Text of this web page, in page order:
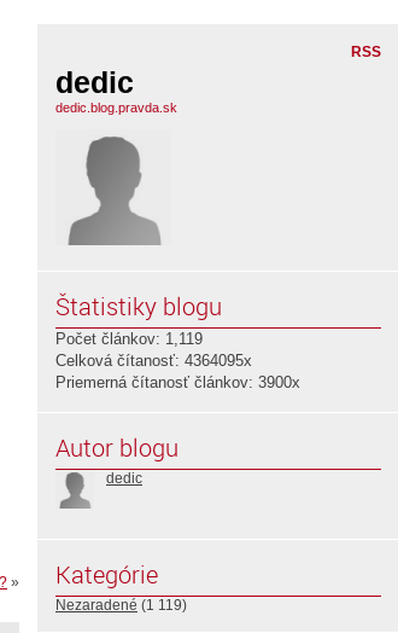
»
RSS
dedic
dedic.blog.pravda.sk
Štatistiky blogu
Počet článkov: 1,119
Celková čítanosť: 4364095x
Priemerná čítanosť článkov: 3900x
Autor blogu
dedic
Kategórie
Nezaradené (1 119)